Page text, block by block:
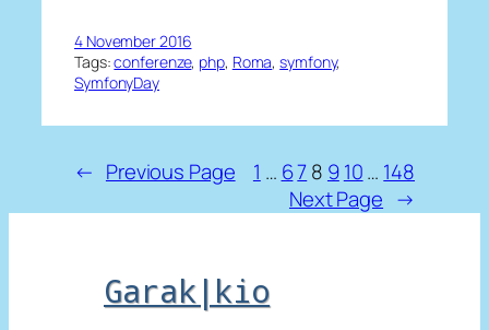
4 November 2016
Tags:conferenze, php, Roma, symfony
SymfonyDay
← Previous Page 1 … 678 910… 148
Next Page →
Garak|kio